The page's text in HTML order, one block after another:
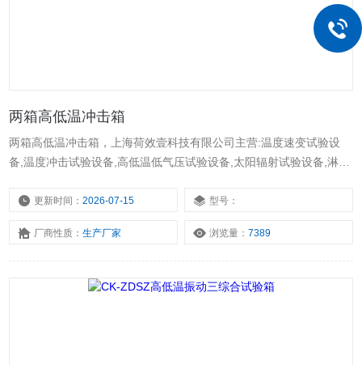
两箱高低温冲击箱
两箱高低温冲击箱，上海荷效壹科技有限公司主营:温度速变试验设
备,温度冲击试验设备,高低温低气压试验设备,太阳辐射试验设备,淋雨
备,高风速淋雨试验设备等气候环境试验设备。
更新时间：2026-07-15 型号：
厂商性质：生产厂家 浏览量：7389